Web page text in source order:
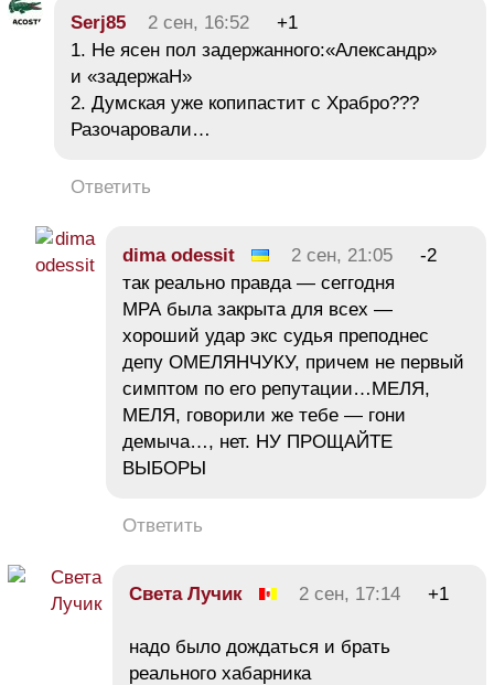
Serj85 2 сен, 16:52
+1
1. Не ясен пол задержанного:«Александр»
и «задержаН»
2. Думская уже копипастит с Храбро???
Разочаровали…
Ответить
dima odessit 2 сен, 21:05
-2
так реально правда — сеггодня
МРА была закрыта для всех —
хороший удар экс судья преподнес
депу ОМЕЛЯНЧУКУ, причем не первый
симптом по его репутации…МЕЛЯ,
МЕЛЯ, говорили же тебе — гони
демыча…, нет. НУ ПРОЩАЙТЕ
ВЫБОРЫ
Ответить
Света Лучик 2 сен, 17:14 +1
надо было дождаться и брать
реального хабарника